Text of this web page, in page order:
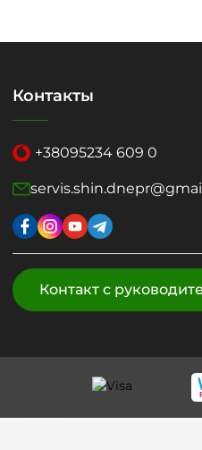
Контакты
+38095234 609 0
Контакт с